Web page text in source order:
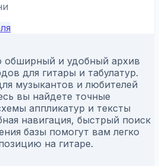
обширный и удобный архив
для гитары и табулатур.
музыкантов и любителей
вы найдете точные
аппликатур и тексты
навигация, быстрый поиск
базы помогут вам легко
на гитаре.